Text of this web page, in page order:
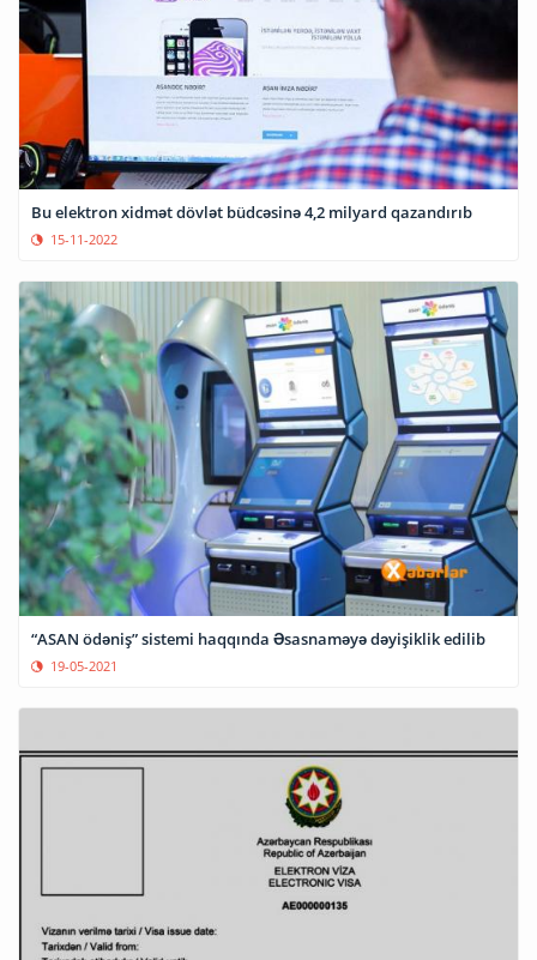
Bu elektron xidmət dövlət büdcəsinə 4,2 milyard qazandırıb
15-11-2022
“ASAN ödəniş” sistemi haqqında Əsasnaməyə dəyişiklik edilib
19-05-2021